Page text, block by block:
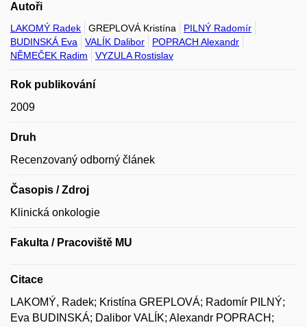
Autoři
LAKOMÝ Radek GREPLOVÁ Kristína
PILNÝ Radomír
BUDINSKÁ Eva
VALÍK Dalibor
POPRACH Alexandr
NĚMEČEK Radim
VYZULA Rostislav
Rok publikování
2009
Druh
Recenzovaný odborný článek
Časopis / Zdroj
Klinická onkologie
Fakulta / Pracoviště MU
Citace
LAKOMÝ, Radek; Kristína GREPLOVÁ; Radomír PILNÝ;
Eva BUDINSKÁ; Dalibor VALÍK; Alexandr POPRACH;